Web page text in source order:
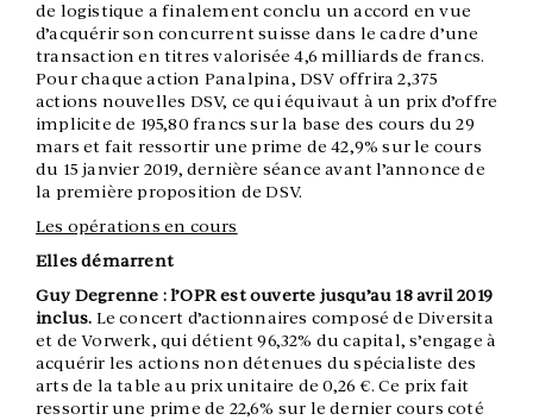
de logistique a finalement conclu un accord en vue
d’acquérir son concurrent suisse dans le cadre d’une
transaction en titres valorisée 4,6 milliards de francs.
Pour chaque action Panalpina, DSV offrira 2,375
actions nouvelles DSV, ce qui équivaut à un prix d’offre
implicite de 195,80 francs sur la base des cours du 29
mars et fait ressortir une prime de 42,9% sur le cours
du 15 janvier 2019, dernière séance avant l’annonce de
la première proposition de DSV.
Les opérations en cours
Elles démarrent
Guy Degrenne : l’OPR est ouverte jusqu’au 18 avril 2019
inclus. Le concert d’actionnaires composé de Diversita
et de Vorwerk, qui détient 96,32% du capital, s’engage à
acquérir les actions non détenues du spécialiste des
arts de la table au prix unitaire de 0,26 €. Ce prix fait
ressortir une prime de 22,6% sur le dernier cours coté